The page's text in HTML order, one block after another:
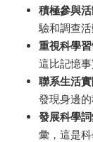
積極參與
驗和調查活
重視科學
這比記憶事
聯系生活
發現身邊的
發展科學
彙，這是科